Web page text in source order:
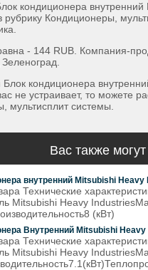
кондиционера
рубрику Кондиционеры,
- 144 RUB. Компания-
Блок кондиционера
не устраивает, то можете
мультисплит системы.
Вас также
внутренний Mitsubishi
Технические
Mitsubishi Heavy
(кВт)
Внутренний Mitsubishi
Технические
Mitsubishi Heavy